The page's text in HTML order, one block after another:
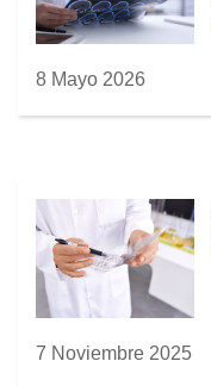
8 Mayo 2026
7 Noviembre 2025